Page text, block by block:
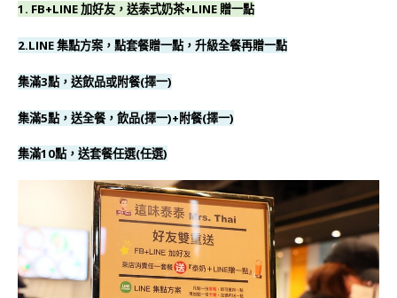
1. FB+LINE 加好友，送泰式奶茶+LINE 贈一點
2.LINE 集點方案，點套餐贈一點，升級全餐再贈一點
集滿3點，送飲品或附餐(擇一)
集滿5點，送全餐，飲品(擇一)+附餐(擇一)
集滿10點，送套餐任選(任選)